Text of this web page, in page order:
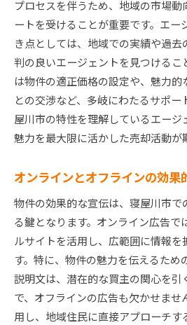
プロセスを伴うため、地域の市場
ートを受けることが重要です。エー
き点としては、地域での実績や過
判の良いエージェントを見つけるこ
は物件の適正価格の設定や、魅力
との交渉など、多岐にわたるサポー
屋川市の特性を理解しているエージ
魅力を最大限に活かした売却活動が
オンラインとオフラインの効果
物件の効果的な宣伝は、寝屋川市で
る鍵となります。オンライン広告で
ルサイトを活用し、広範囲に情報を
す。特に、物件の魅力を伝えるため
説明文は、潜在的な買主の関心を引
で、オフラインの広告も欠かせま
用し、地域住民に直接アプローチす